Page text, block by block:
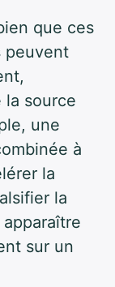
que ces
peuvent
la source
une
à
la
la
sur un